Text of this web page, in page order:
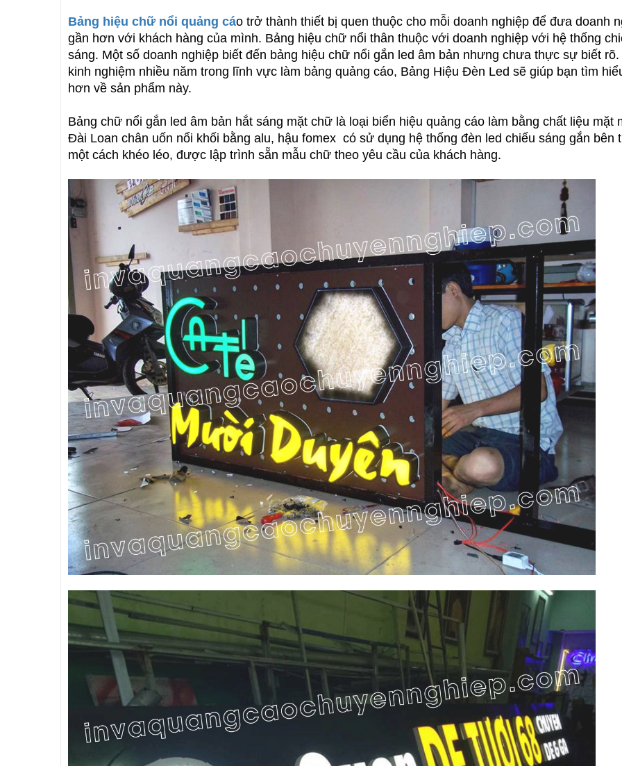
Bảng hiệu chữ nổi quảng cáo trở thành thiết bị quen thuộc cho mỗi doanh nghiệp để đưa doanh
gần hơn với khách hàng của mình. Bảng hiệu chữ nổi thân thuộc với doanh nghiệp với hệ thống
sáng. Một số doanh nghiệp biết đến bảng hiệu chữ nổi gắn led âm bản nhưng chưa thực sự biết
kinh nghiệm nhiều năm trong lĩnh vực làm bảng quảng cáo, Bảng Hiệu Đèn Led sẽ giúp bạn tìm
hơn về sản phẩm này.
Bảng chữ nổi gắn led âm bản hắt sáng mặt chữ là loại biển hiệu quảng cáo làm bằng chất liệu mặt
Đài Loan chân uốn nổi khối bằng alu, hậu fomex có sử dụng hệ thống đèn led chiếu sáng gắn bên
một cách khéo léo, được lập trình sẵn mẫu chữ theo yêu cầu của khách hàng.